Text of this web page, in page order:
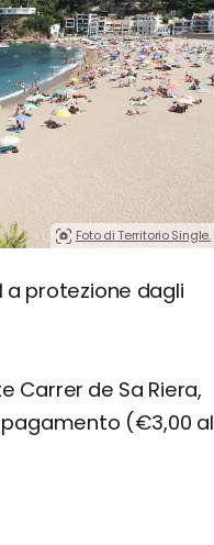
Foto di Territorio Single.
a protezione dagli
Carrer de Sa Riera,
pagamento (€3,00 al